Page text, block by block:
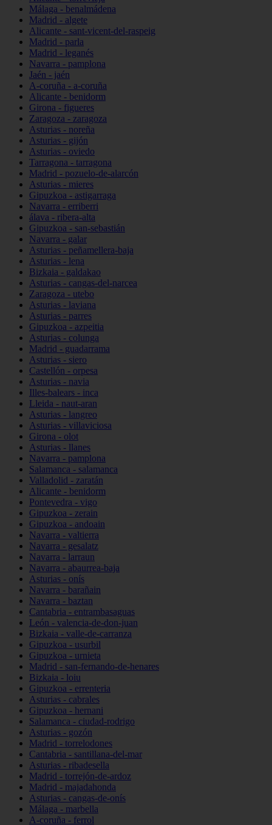
Málaga - benalmádena
Madrid - algete
Alicante - sant-vicent-del-raspeig
Madrid - parla
Madrid - leganés
Navarra - pamplona
Jaén - jaén
A-coruña - a-coruña
Alicante - benidorm
Girona - figueres
Zaragoza - zaragoza
Asturias - noreña
Asturias - gijón
Asturias - oviedo
Tarragona - tarragona
Madrid - pozuelo-de-alarcón
Asturias - mieres
Gipuzkoa - astigarraga
Navarra - erriberri
álava - ribera-alta
Gipuzkoa - san-sebastián
Navarra - galar
Asturias - peñamellera-baja
Asturias - lena
Bizkaia - galdakao
Asturias - cangas-del-narcea
Zaragoza - utebo
Asturias - laviana
Asturias - parres
Gipuzkoa - azpeitia
Asturias - colunga
Madrid - guadarrama
Asturias - siero
Castellón - orpesa
Asturias - navia
Illes-balears - inca
Lleida - naut-aran
Asturias - langreo
Asturias - villaviciosa
Girona - olot
Asturias - llanes
Navarra - pamplona
Salamanca - salamanca
Valladolid - zaratán
Alicante - benidorm
Pontevedra - vigo
Gipuzkoa - zerain
Gipuzkoa - andoain
Navarra - valtierra
Navarra - gesalatz
Navarra - larraun
Navarra - abaurrea-baja
Asturias - onís
Navarra - barañain
Navarra - baztan
Cantabria - entrambasaguas
León - valencia-de-don-juan
Bizkaia - valle-de-carranza
Gipuzkoa - usurbil
Gipuzkoa - urnieta
Madrid - san-fernando-de-henares
Bizkaia - loiu
Gipuzkoa - errenteria
Asturias - cabrales
Gipuzkoa - hernani
Salamanca - ciudad-rodrigo
Asturias - gozón
Madrid - torrelodones
Cantabria - santillana-del-mar
Asturias - ribadesella
Madrid - torrejón-de-ardoz
Madrid - majadahonda
Asturias - cangas-de-onís
Málaga - marbella
A-coruña - ferrol